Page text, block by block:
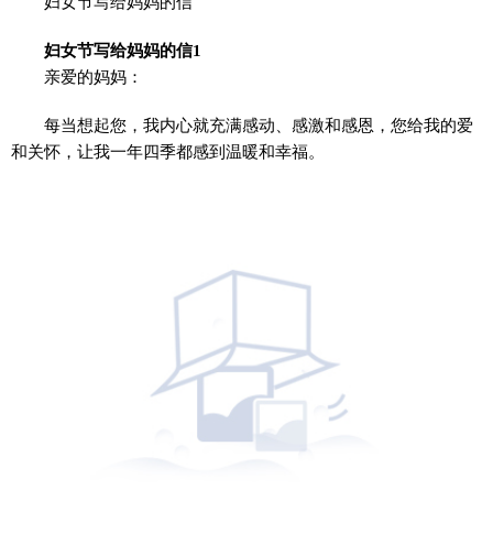
妇女节写给妈妈的信1
亲爱的妈妈：
每当想起您，我内心就充满感动、感激和感恩，您给我的爱
和关怀，让我一年四季都感到温暖和幸福。